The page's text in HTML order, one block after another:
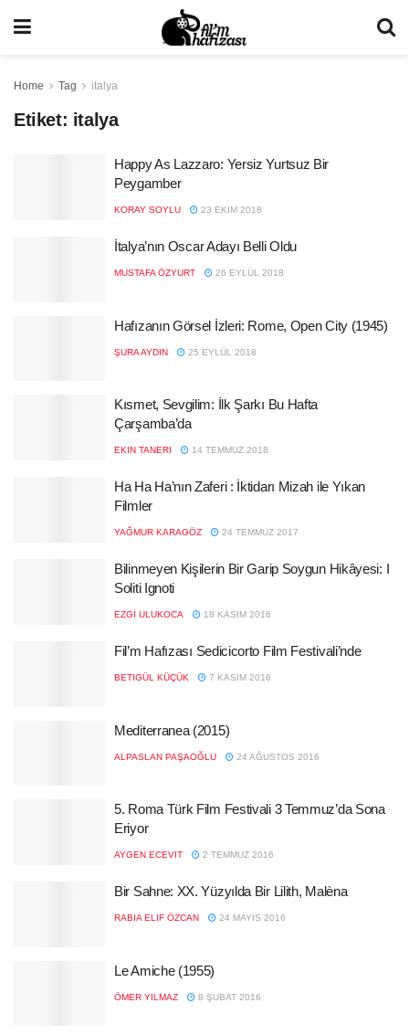
Home Tag italya
Etiket: italya
Happy As Lazzaro: Yersiz Yurtsuz Bir
Peygamber
KORAY SOYLU 23 EKIM 2018
İtalya’nın Oscar Adayı Belli Oldu
MUSTAFA ÖZYURT 26 EYLÜL 2018
Hafızanın Görsel İzleri: Rome, Open City (1945)
ŞURA AYDIN 25 EYLÜL 2018
Kısmet, Sevgilim: İlk Şarkı Bu Hafta
Çarşamba’da
EKIN TANERI 14 TEMMUZ 2018
Ha Ha Ha’nın Zaferi : İktidarı Mizah ile Yıkan
Filmler
YAĞMUR KARAGÖZ 24 TEMMUZ 2017
Bilinmeyen Kişilerin Bir Garip Soygun Hikâyesi: I
Soliti Ignoti
EZGI ULUKOCA 18 KASIM 2016
Fil’m Hafızası Sedicicorto Film Festivali’nde
BETIGÜL KÜÇÜK 7 KASIM 2016
Mediterranea (2015)
ALPASLAN PAŞAOĞLU 24 AĞUSTOS 2016
5. Roma Türk Film Festivali 3 Temmuz’da Sona
Eriyor
AYGEN ECEVIT 2 TEMMUZ 2016
Bir Sahne: XX. Yüzyılda Bir Lilith, Malèna
RABIA ELIF ÖZCAN 24 MAYIS 2016
Le Amiche (1955)
ÖMER YILMAZ 8 ŞUBAT 2016